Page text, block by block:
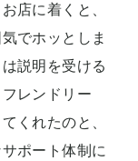
店に着くと、
でホッとしま
説明を受ける
レンドリー
くれたのと、
ポート体制に